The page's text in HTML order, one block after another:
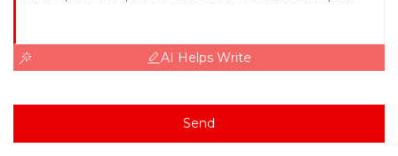
AI Helps Write
Send